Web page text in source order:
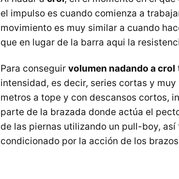
el impulso es cuando comienza a
movimiento es muy similar a cuando
que en lugar de la barra aqui la
Para conseguir volumen nadando a crol
intensidad, es decir, series cortas y
metros a tope y con descansos cortos,
parte de la brazada donde actúa el
de las piernas utilizando un pull-boy,
condicionado por la acción de los